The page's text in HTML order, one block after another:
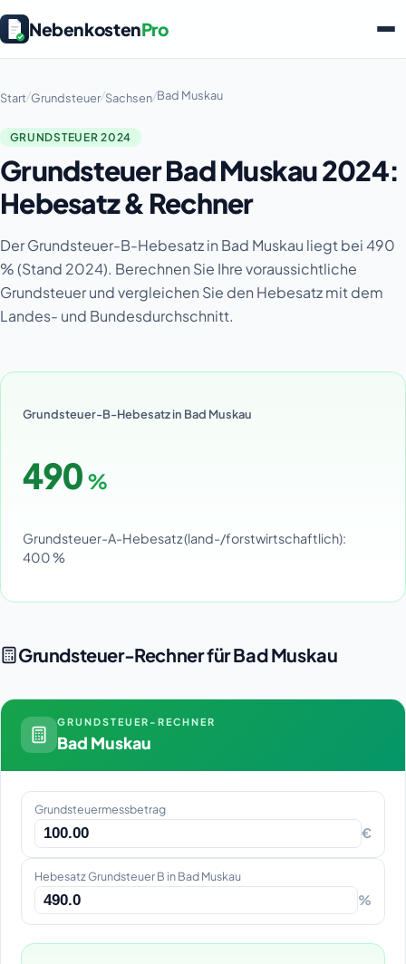
NebenkostenPro
Start/Grundsteuer/Sachsen/Bad Muskau
GRUNDSTEUER 2024
Grundsteuer Bad Muskau 2024:
Hebesatz & Rechner
Der Grundsteuer-B-Hebesatz in Bad Muskau liegt bei 490
% (Stand 2024). Berechnen Sie Ihre voraussichtliche
Grundsteuer und vergleichen Sie den Hebesatz mit dem
Landes- und Bundesdurchschnitt.
Grundsteuer-B-Hebesatz in Bad Muskau
490 %
Grundsteuer-A-Hebesatz (land-/forstwirtschaftlich):
400 %
Grundsteuer-Rechner für Bad Muskau
GRUNDSTEUER-RECHNER
Bad Muskau
Grundsteuermessbetrag
€
Hebesatz Grundsteuer B in Bad Muskau
%